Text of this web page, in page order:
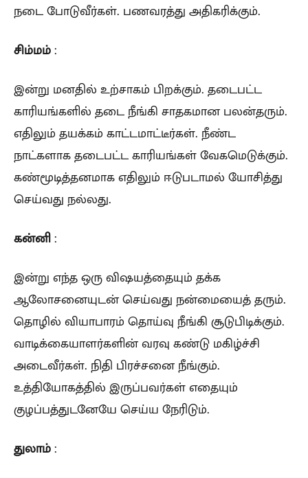
நடை போடுவீர்கள். பணவரத்து அதிகரிக்கும்.
சிம்மம் :
இன்று மனதில் உற்சாகம் பிறக்கும். தடைபட்ட
காரியங்களில் தடை நீங்கி சாதகமான பலன்தரும்.
எதிலும் தயக்கம் காட்டமாட்டீர்கள். நீண்ட
நாட்களாக தடைபட்ட காரியங்கள் வேகமெடுக்கும்.
கண்மூடித்தனமாக எதிலும் ஈடுபடாமல் யோசித்து
செய்வது நல்லது.
கன்னி :
இன்று எந்த ஒரு விஷயத்தையும் தக்க
ஆலோசனையுடன் செய்வது நன்மையைத் தரும்.
தொழில் வியாபாரம் தொய்வு நீங்கி சூடுபிடிக்கும்.
வாடிக்கையாளர்களின் வரவு கண்டு மகிழ்ச்சி
அடைவீர்கள். நிதி பிரச்சனை நீங்கும்.
உத்தியோகத்தில் இருப்பவர்கள் எதையும்
குழப்பத்துடனேயே செய்ய நேரிடும்.
துலாம் :